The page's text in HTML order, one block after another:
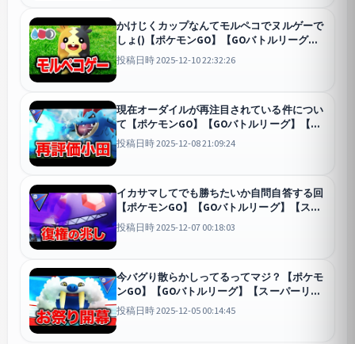
かけじくカップなんてモルペコでヌルゲーで
しょ()【ポケモンGO】【GOバトルリーグ】
【かけじくカップSL】
GO
投稿日時 2025-12-10 22:32:26
現在オーダイルが再注目されている件につい
て【ポケモンGO】【GOバトルリーグ】【ス
ーパーリーグ】
GO
投稿日時 2025-12-08 21:09:24
イカサマしてでも勝ちたいか自問自答する回
【ポケモンGO】【GOバトルリーグ】【スー
パーリーグ】
GO
投稿日時 2025-12-07 00:18:03
今バグり散らかしってるってマジ？【ポケモ
ンGO】【GOバトルリーグ】【スーパーリー
グ】
GO
投稿日時 2025-12-05 00:14:45